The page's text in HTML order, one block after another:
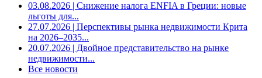
03.08.2026 | Снижение налога ENFIA в Греции: новые
льготы для...
27.07.2026 | Перспективы рынка недвижимости Крита
на 2026–2035...
20.07.2026 | Двойное представительство на рынке
недвижимости...
Все новости